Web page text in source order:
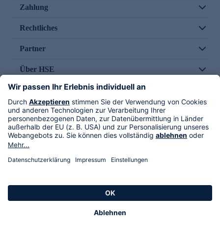
Zahlung
Rechtliches
Partner
Über HSE
Im TV
HSE International